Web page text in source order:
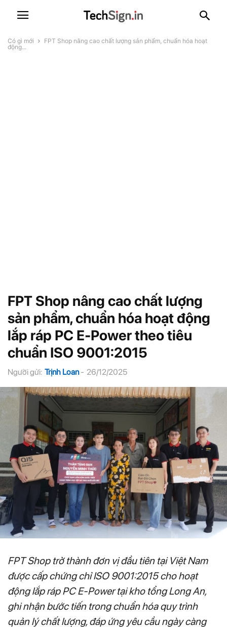
Có gì mới
FPT Shop nâng cao chất lượng sản phẩm, chuẩn hóa hoạt
động...
FPT Shop nâng cao chất lượng
sản phẩm, chuẩn hóa hoạt động
lắp ráp PC E-Power theo tiêu
chuẩn ISO 9001:2015
Người gửi: Trịnh Loan - 26/12/2025
FPT Shop trở thành đơn vị đầu tiên tại Việt Nam
được cấp chứng chỉ ISO 9001:2015 cho hoạt
động lắp ráp PC E-Power tại kho tổng Long An,
ghi nhận bước tiến trong chuẩn hóa quy trình
quản lý chất lượng, đáp ứng yêu cầu ngày càng